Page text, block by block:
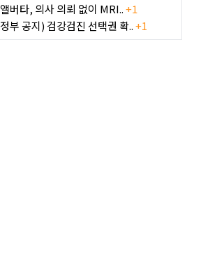
앨버타, 의사 의뢰 없이 MRI..+1
정부 공지) 검강검진 선택권 확..+1